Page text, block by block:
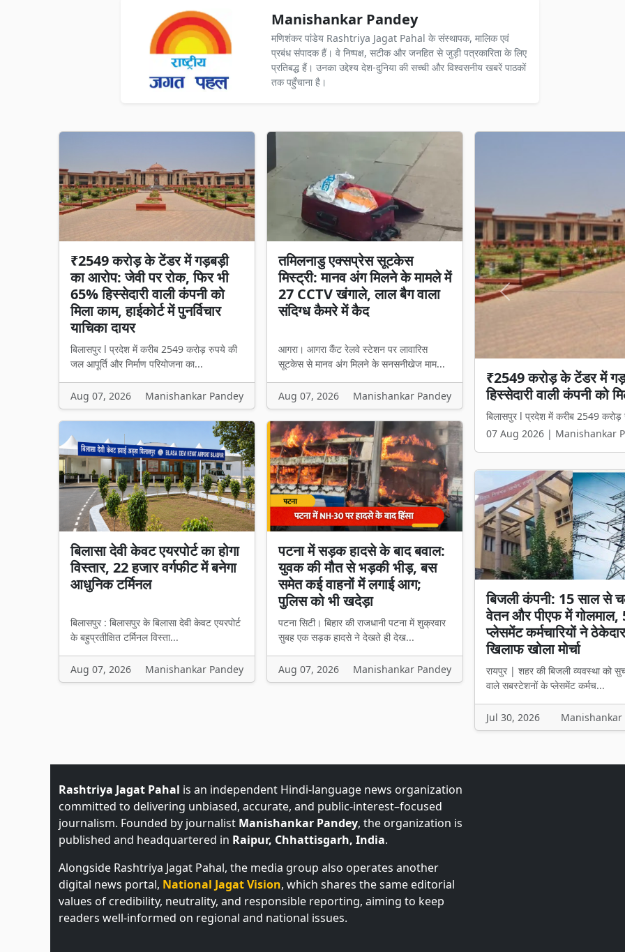
Manishankar Pandey
मणिशंकर पांडेय Rashtriya Jagat Pahal के संस्थापक, मालिक एवं
प्रबंध संपादक हैं। वे निष्पक्ष, सटीक और जनहित से जुड़ी पत्रकारिता के लिए
प्रतिबद्ध हैं। उनका उद्देश्य देश-दुनिया की सच्ची और विश्वसनीय खबरें पाठकों
तक पहुँचाना है।
₹2549 करोड़ के टेंडर में गड़बड़ी
का आरोप: जेवी पर रोक, फिर भी
65% हिस्सेदारी वाली कंपनी को
मिला काम, हाईकोर्ट में पुनर्विचार
याचिका दायर
बिलासपुर l प्रदेश में करीब 2549 करोड़ रुपये की
जल आपूर्ति और निर्माण परियोजना का...
Aug 07, 2026 Manishankar Pandey
तमिलनाडु एक्सप्रेस सूटकेस
मिस्ट्री: मानव अंग मिलने के मामले में
27 CCTV खंगाले, लाल बैग वाला
संदिग्ध कैमरे में कैद
आगरा। आगरा कैंट रेलवे स्टेशन पर लावारिस
सूटकेस से मानव अंग मिलने के सनसनीखेज माम...
Aug 07, 2026 Manishankar Pandey
बिलासा देवी केवट एयरपोर्ट का होगा
विस्तार, 22 हजार वर्गफीट में बनेगा
आधुनिक टर्मिनल
बिलासपुर : बिलासपुर के बिलासा देवी केवट एयरपोर्ट
के बहुप्रतीक्षित टर्मिनल विस्ता...
Aug 07, 2026 Manishankar Pandey
पटना में सड़क हादसे के बाद बवाल:
युवक की मौत से भड़की भीड़, बस
समेत कई वाहनों में लगाई आग;
पुलिस को भी खदेड़ा
पटना सिटी। बिहार की राजधानी पटना में शुक्रवार
सुबह एक सड़क हादसे ने देखते ही देख...
Aug 07, 2026 Manishankar Pandey
₹2549 करोड़ के टेंडर में
हिस्सेदारी वाली कंपनी को
बिलासपुर l प्रदेश में करीब 2549 करोड़
07 Aug 2026 | Manishankar
तमिलनाडु एक्सप्रेस सूटकेस
खंगाले, लाल बैग वाला
आगरा। आगरा कैंट रेलवे स्टेशन पर
07 Aug 2026 | Manishankar
Previous
बिजली कंपनी: 15 साल से
वेतन और पीएफ में गोलमाल,
प्लेसमेंट कर्मचारियों ने
खिलाफ खोला मोर्चा
रायपुर | शहर की बिजली व्यवस्था को
वाले सबस्टेशनों के प्लेसमेंट कर्मच...
Jul 30, 2026 Manishankar
Rashtriya Jagat Pahal is an independent Hindi-language news organization
committed to delivering unbiased, accurate, and public-interest–focused
journalism. Founded by journalist Manishankar Pandey, the organization is
published and headquartered in Raipur, Chhattisgarh, India.
Alongside Rashtriya Jagat Pahal, the media group also operates another
digital news portal, National Jagat Vision, which shares the same editorial
values of credibility, neutrality, and responsible reporting, aiming to keep
readers well-informed on regional and national issues.